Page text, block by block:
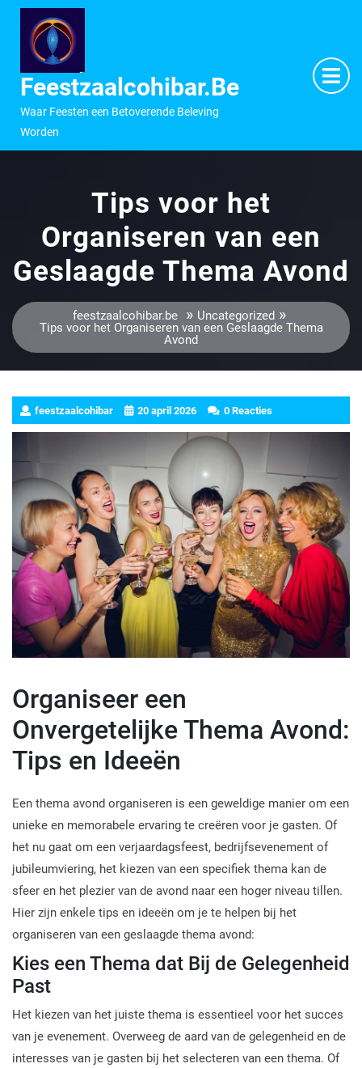
inhoud
Feestzaalcohibar.be
Waar Feesten een Betoverende Beleving
Worden
Tips voor het
Organiseren van een
Geslaagde Thema Avond
feestzaalcohibar.be» Uncategorized»
Tips voor het Organiseren van een Geslaagde Thema
Avond
feestzaalcohibar 20 april 2026 0 Reacties
Organiseer een
Onvergetelijke Thema Avond:
Tips en Ideeën
Een thema avond organiseren is een geweldige manier om een
unieke en memorabele ervaring te creëren voor je gasten. Of
het nu gaat om een verjaardagsfeest, bedrijfsevenement of
jubileumviering, het kiezen van een specifiek thema kan de
sfeer en het plezier van de avond naar een hoger niveau tillen.
Hier zijn enkele tips en ideeën om je te helpen bij het
organiseren van een geslaagde thema avond:
Kies een Thema dat Bij de Gelegenheid
Past
Het kiezen van het juiste thema is essentieel voor het succes
van je evenement. Overweeg de aard van de gelegenheid en de
interesses van je gasten bij het selecteren van een thema. Of